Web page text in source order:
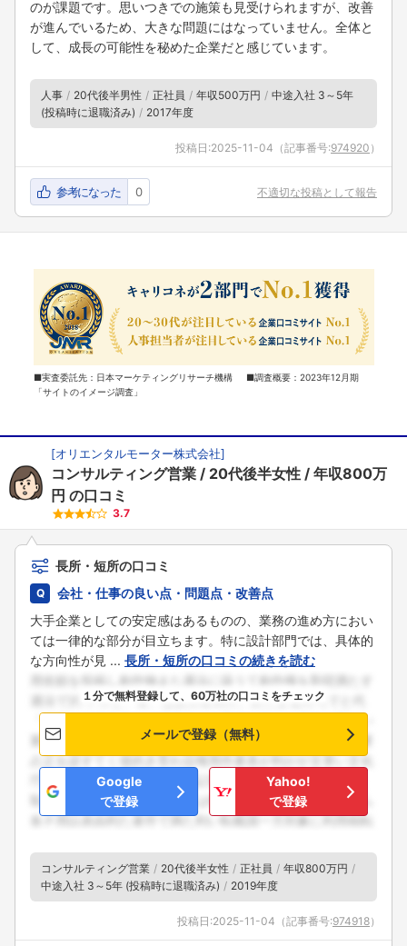
のが課題です。思いつきでの施策も見受けられますが、改善
が進んでいるため、大きな問題にはなっていません。全体と
して、成長の可能性を秘めた企業だと感じています。
人事 20代後半男性 正社員 年収500万円
中途入社 3～5年
(投稿時に退職済み)
2017年度
投稿日:2025-11-04 （記事番号:974920 ）
参考になった 0 不適切な投稿として報告
■実査委託先：日本マーケティングリサーチ機構 ■調査概要：2023年12月期
「サイトのイメージ調査」
[オリエンタルモーター株式会社]
コンサルティング営業 20代後半女性
年収800万
円 の口コミ
3.7
長所・短所の口コミ
会社・仕事の良い点・問題点・改善点
大手企業としての安定感はあるものの、業務の進め方におい
ては一律的な部分が目立ちます。特に設計部門では、具体的
な方向性が見 ... 長所・短所の口コミの続きを読む
１分で無料登録して、60万社の口コミをチェック
メールで登録（無料）
Google
で登録
Yahoo!
で登録
コンサルティング営業 20代後半女性 正社員
年収800万円
中途入社 3～5年 (投稿時に退職済み)
2019年度
投稿日:2025-11-04 （記事番号:974918）